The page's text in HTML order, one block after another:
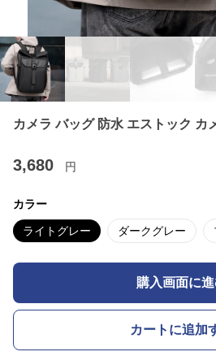
カメラ バッグ 防水 エストック カ
3,680 円
カラー
ライトグレー ダークグレー
購入画面に
カートに追加